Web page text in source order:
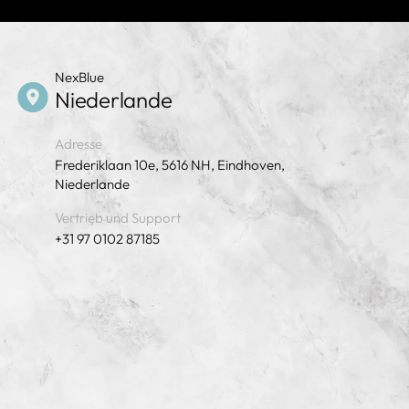
NexBlue
Niederlande
Adresse
Frederiklaan 10e, 5616 NH, Eindhoven,
Niederlande
Vertrieb und Support
+31 97 0102 87185